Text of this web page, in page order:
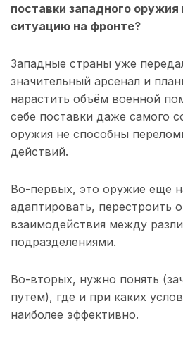
поставки западного оружия
ситуацию на фронте?
Западные страны уже
значительный арсенал и
нарастить объём военной
себе поставки даже самого
оружия не способны
действий.
Во-первых, это оружие еще
адаптировать, перестроить
взаимодействия между
подразделениями.
Во-вторых, нужно понять
путем), где и при каких
наиболее эффективно.